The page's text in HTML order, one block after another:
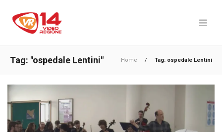
Tag: "ospedale Lentini" Home / Tag: ospedale Lentini